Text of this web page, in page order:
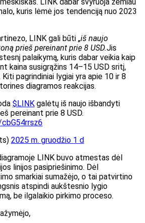
kuris lėmė jos tendenciją nuo 2023
LINK gali būti „iš naujo
prieš pereinant prie 8 USD.Jis
palaikymą, kuris dabar veikia kaip
kaina susigrąžins 14–15 USD sritį,
pagrindiniai lygiai yra apie 10 ir 8
diagramos reakcijas.
$LINK galėtų iš naujo išbandyti
pereinant prie 8 USD.
2025 m. gruodžio 1 d
LINK buvo atmestas dėl
linijos pasipriešinimo. Dėl
smarkiai sumažėjo, o tai patvirtino
atspindi aukštesnio lygio
be ilgalaikio pirkimo proceso.